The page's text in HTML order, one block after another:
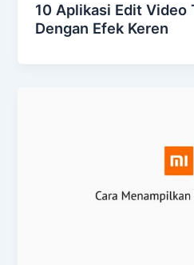
10 Aplikasi Edit Video
Dengan Efek Keren